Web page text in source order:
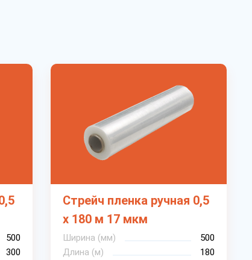
500
300
Стрейч пленка ручная 0,5
х 180 м 17 мкм
Ширина (мм)
500
Длина (м)
180